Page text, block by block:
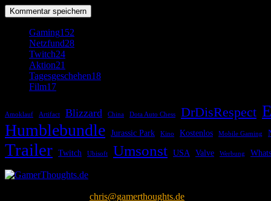
Gaming152
Netzfund28
Twitch24
Aktion21
Tagesgeschehen18
Film17
Amoklauf Artifact Blizzard China Dota Auto Chess DrDisRespect
Humblebundle Jurassic Park Kino Kostenlos Mobile Gaming
Trailer Twitch Ubisoft Umsonst USA Valve Werbung
chris@gamerthoughts.de